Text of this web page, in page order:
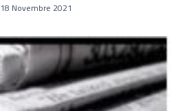
18 Novembre 2021